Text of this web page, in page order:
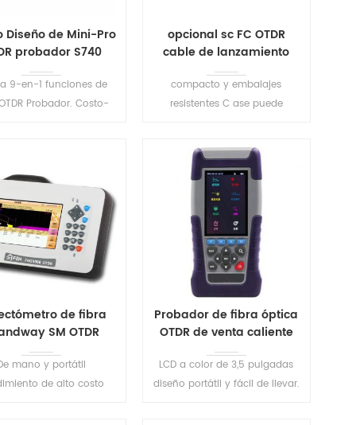
Diseño de Mini-Pro
probador S740
9-en-1 funciones de
Probador. Costo-
utilizable.
LEER MÁS
opcional sc FC OTDR
cable de lanzamiento
compacto y embalajes
resistentes C ase puede
junto con configuraciones
personalizadas para OTDR
aplicaciones.
LEER MÁS
de fibra
SM OTDR
mano y portátil
de alto costo
Probador de fibra óptica
OTDR de venta caliente
LCD a color de 3,5 pulgadas
diseño portátil y fácil de llevar.